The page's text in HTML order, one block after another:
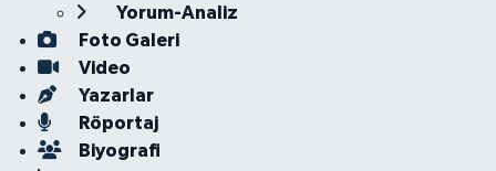
Yorum-Analiz
Foto Galeri
Video
Yazarlar
Röportaj
Biyografi